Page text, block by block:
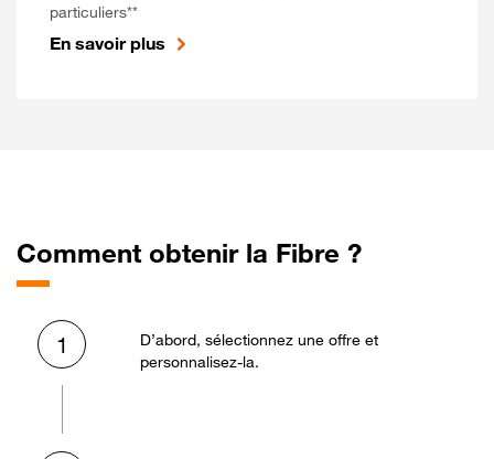
particuliers**
En savoir plus
Comment obtenir la Fibre ?
1
D’abord, sélectionnez une offre et
personnalisez-la.